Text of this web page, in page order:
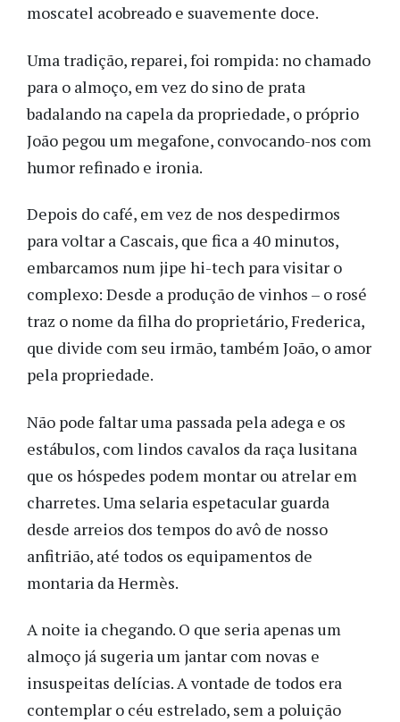
moscatel acobreado e suavemente doce.
Uma tradição, reparei, foi rompida: no chamado
para o almoço, em vez do sino de prata
badalando na capela da propriedade, o próprio
João pegou um megafone, convocando-nos com
humor refinado e ironia.
Depois do café, em vez de nos despedirmos
para voltar a Cascais, que fica a 40 minutos,
embarcamos num jipe hi-tech para visitar o
complexo: Desde a produção de vinhos – o rosé
traz o nome da filha do proprietário, Frederica,
que divide com seu irmão, também João, o amor
pela propriedade.
Não pode faltar uma passada pela adega e os
estábulos, com lindos cavalos da raça lusitana
que os hóspedes podem montar ou atrelar em
charretes. Uma selaria espetacular guarda
desde arreios dos tempos do avô de nosso
anfitrião, até todos os equipamentos de
montaria da Hermès.
A noite ia chegando. O que seria apenas um
almoço já sugeria um jantar com novas e
insuspeitas delícias. A vontade de todos era
contemplar o céu estrelado, sem a poluição